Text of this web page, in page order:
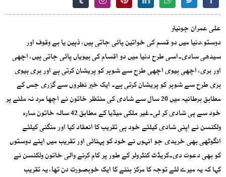
علی عمران جونیئر
دوستو،دنیا میں دو قسم کی خواتین پائی جاتی ہیں، ذہین یا بے وقوف اور
سیدھی سادی۔اسی طرح دنیا میں دو اقسام کی بیویاں پائی جاتی ہیں، اچھی
اور بری، اچھی بیوی اچھی طرح سے شوہر کو پریشان کرتی ہے اور بری بیوی
بری طرح سے شوہر کو پریشان کرتی ہے۔ ایک خبر نظروں سے گزری جس کے
مطابق برطانیہ میں 20 سال سے شادی کی منتظر خاتون نے اچھا مرد نہ ملنے پر
خود سے ہی شادی کر لی۔غیر ملکی میڈیا کے مطابق 42 سالہ خاتون سارہ
ولکنسن نے اپنی شادی کیلئے خود ہی تقریب کا انعقاد کیا اور منگنی کیلئے
انگوٹھی بھی خریدی جو انہوں نے خود کو پہنائی اور تقریب میں اپنے دوستوں
کو بھی دعوت دی۔کریڈٹ کنٹرولر کے طور پر کام کرنے والی خاتون ولکنسن نے
کہا کہ یہ میرے لئے توجہ کا مرکز بننے کا ایک خوبصورت دن تھا، یہ تقریب